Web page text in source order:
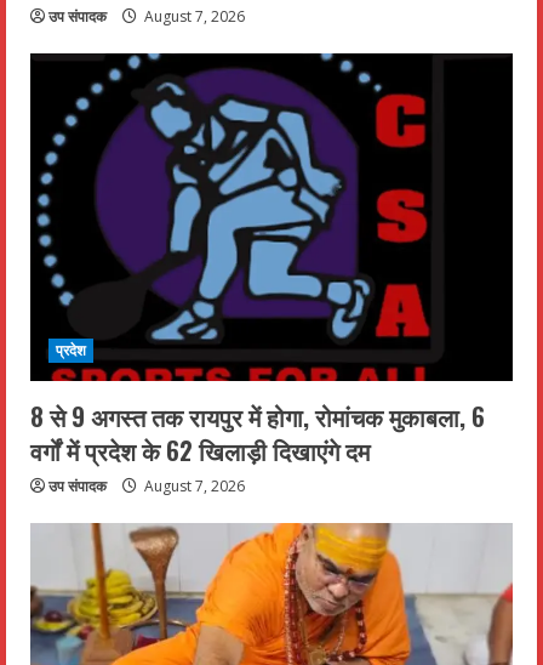
उप संपादक August 7, 2026
प्रदेश
8 से 9 अगस्त तक रायपुर में होगा, रोमांचक मुकाबला, 6
वर्गों में प्रदेश के 62 खिलाड़ी दिखाएंगे दम
उप संपादक August 7, 2026